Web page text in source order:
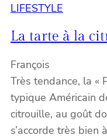
LIFESTYLE
La tarte à la
François
Très tendance, la «
typique Américain
citrouille, au goût
s’accorde très bien